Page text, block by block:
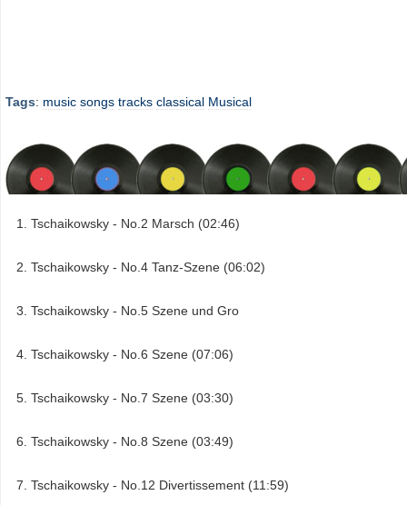
Tags: music songs tracks classical Musical
Tschaikowsky - No.2 Marsch (02:46)
Tschaikowsky - No.4 Tanz-Szene (06:02)
Tschaikowsky - No.5 Szene und Gro
Tschaikowsky - No.6 Szene (07:06)
Tschaikowsky - No.7 Szene (03:30)
Tschaikowsky - No.8 Szene (03:49)
Tschaikowsky - No.12 Divertissement (11:59)